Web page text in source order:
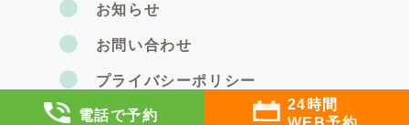
電話で予約
24時間
お知らせ
お問い合わせ
プライバシーポリシー